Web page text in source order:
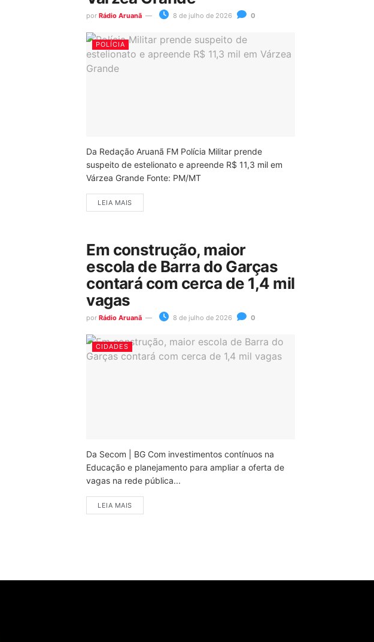
por Rádio Aruanã 8 de julho de 2026 0
POLÍCIA
Da Redação Aruanã FM Polícia Militar prende
suspeito de estelionato e apreende R$ 11,3 mil em
Várzea Grande Fonte: PM/MT
LEIA MAIS
Em construção, maior
escola de Barra do Garças
contará com cerca de 1,4 mil
vagas
por Rádio Aruanã 8 de julho de 2026 0
CIDADES
Da Secom | BG Com investimentos contínuos na
Educação e planejamento para ampliar a oferta de
vagas na rede pública...
LEIA MAIS